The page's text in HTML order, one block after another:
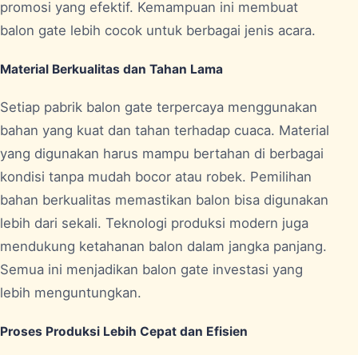
promosi yang efektif. Kemampuan ini membuat
balon gate lebih cocok untuk berbagai jenis acara.
Material Berkualitas dan Tahan Lama
Setiap pabrik balon gate terpercaya menggunakan
bahan yang kuat dan tahan terhadap cuaca. Material
yang digunakan harus mampu bertahan di berbagai
kondisi tanpa mudah bocor atau robek. Pemilihan
bahan berkualitas memastikan balon bisa digunakan
lebih dari sekali. Teknologi produksi modern juga
mendukung ketahanan balon dalam jangka panjang.
Semua ini menjadikan balon gate investasi yang
lebih menguntungkan.
Proses Produksi Lebih Cepat dan Efisien